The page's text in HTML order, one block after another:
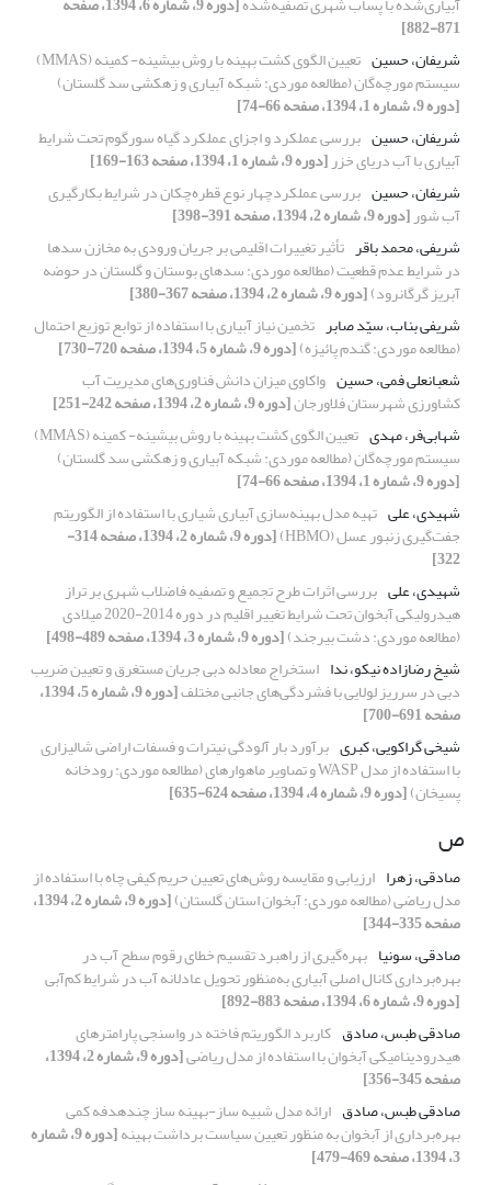
871-882]
شریفان، حسین
تعیین الگوی کشت بهینه با روش بیشینه- کمینه (MMAS)
سیستم مورچه‌گان (مطالعه موردی: شبکه آبیاری و زهکشی سد گلستان)
[دوره 9، شماره 1، 1394، صفحه 66-74]
شریفان، حسین بررسی عملکرد و اجزای عملکرد گیاه سورگوم تحت شرایط
آبیاری با آب دریای خزر[دوره 9، شماره 1، 1394، صفحه 163-169]
شریفان، حسین بررسی عملکردچهار نوع قطره‌چکان در شرایط بکارگیری
آب شور[دوره 9، شماره 2، 1394، صفحه 391-398]
شریفی، محمد باقر تأثیر تغییرات اقلیمی بر جریان ورودی به مخازن سدها
در شرایط عدم قطعیت (مطالعه موردی: سدهای بوستان و گلستان در حوضه
آبریز ﮔﺮﮔﺎﻧﺮود)[دوره 9، شماره 2، 1394، صفحه 367-380]
شریفی بناب، سیّد صابر تخمین نیاز آبیاری با استفاده از توابع توزیع احتمال
(مطالعه موردی: گندم پائیزه)[دوره 9، شماره 5، 1394، صفحه 720-730]
شعبانعلی فمی، حسین واکاوی میزان دانش فناوری‌های مدیریت آب
کشاورزی شهرستان فلاورجان[دوره 9، شماره 2، 1394، صفحه 242-251]
شهابی‌فر، مهدی
تعیین الگوی کشت بهینه با روش بیشینه- کمینه (MMAS)
سیستم مورچه‌گان (مطالعه موردی: شبکه آبیاری و زهکشی سد گلستان)
[دوره 9، شماره 1، 1394، صفحه 66-74]
شهیدی، علی تهیه مدل بهینه‌‌سازی آبیاری شیاری با استفاده از الگوریتم
جفت‌گیری زنبور عسل (HBMO) [دوره 9، شماره 2، 1394، صفحه 314-
322]
شهیدی، علی بررسی اثرات طرح تجمیع و تصفیه فاضلاب شهری بر تراز
هیدرولیکی آبخوان تحت شرایط تغییر اقلیم در دوره 2014-2020 میلادی
(مطالعه موردی: دشت بیرجند)[دوره 9، شماره 3، 1394، صفحه 489-498]
شیخ رضازاده نیکو، ندا استخراج معادله دبی جریان مستغرق و تعیین ضریب
دبی در سرریز لولایی با فشردگی‌های جانبی مختلف [دوره 9، شماره 5، 1394،
صفحه 691-700]
شیخی گراکویی، کبری برآورد بار آلودگی نیترات و فسفات اراضی شالیزاری
با استفاده از مدل WASP و تصاویر ماهواره‏ای (مطالعه موردی: رودخانه
پسیخان)[دوره 9، شماره 4، 1394، صفحه 624-635]
ص
صادقی، زهرا ارزیابی و مقایسه روش‌های تعیین حریم کیفی چاه با استفاده از
مدل ریاضی (مطالعه موردی: آبخوان استان گلستان) [دوره 9، شماره 2، 1394،
صفحه 335-344]
صادقی، سونیا بهره‌گیری از راهبرد تقسیم خطای رقوم سطح آب در
بهره‌برداری کانال اصلی آبیاری به‌منظور تحویل عادلانه آب در شرایط کم‌آبی
[دوره 9، شماره 6، 1394، صفحه 883-892]
صادقی طبس، صادق کاربرد الگوریتم فاخته در واسنجی پارامترهای
هیدرودینامیکی آبخوان با استفاده از مدل ریاضی [دوره 9، شماره 2، 1394،
صفحه 345-356]
صادقی طبس، صادق ارائه مدل شبیه ساز-بهینه ساز چندهدفه کمی
بهره‌برداری از آبخوان به منظور تعیین سیاست برداشت بهینه [دوره 9، شماره
3، 1394، صفحه 469-479]